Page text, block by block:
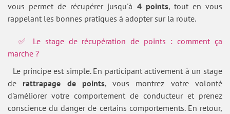
vous permet de récupérer jusqu'à 4 points, tout en vous
rappelant les bonnes pratiques à adopter sur la route.
✅ Le stage de récupération de points : comment ça
marche ?
Le principe est simple. En participant activement à un stage
de rattrapage de points, vous montrez votre volonté
d'améliorer votre comportement de conducteur et prenez
conscience du danger de certains comportements. En retour,